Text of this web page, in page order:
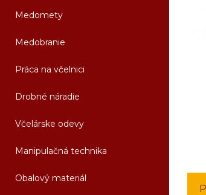
Medomety
Medobranie
Práca na včelnici
Drobné náradie
Včelárske odevy
Manipulačná technika
Obalový materiál